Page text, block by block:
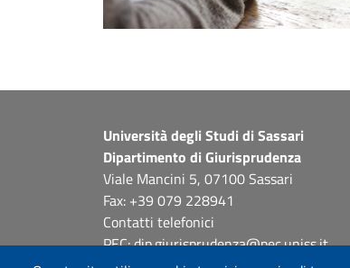
Università degli Studi di Sassari
Dipartimento di Giurisprudenza
Viale Mancini 5, 07100 Sassari
Fax: +39 079 228941
Contatti telefonici
PEC: dip.giurisprudenza@pec.uniss.it